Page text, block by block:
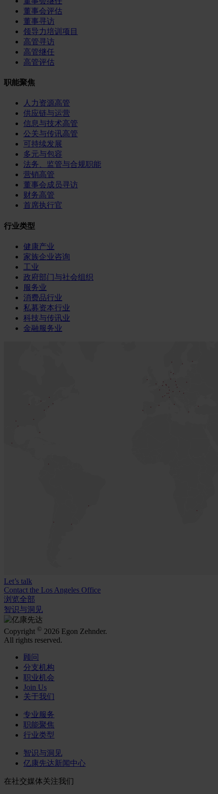
董事会评估
董事寻访
领导力培训项目
高管寻访
高管继任
高管评估
职能聚焦
人力资源高管
供应链与运营
信息与技术高管
公关与传讯高管
可持续发展
多元与包容
法务、监管与合规职能
营销高管
董事会成员寻访
财务高管
首席执行官
行业类型
健康产业
家族企业咨询
工业
政府部门与社会组织
服务业
消费品行业
私募资本行业
科技与传讯业
金融服务业
Let’s talk
Contact the Los Angeles Office
浏览全部
智识与洞见
Copyright © 2026 Egon Zehnder.
All rights reserved.
顾问
分支机构
职业机会
Join Us
关于我们
专业服务
职能聚焦
行业类型
智识与洞见
亿康先达新闻中心
在社交媒体关注我们